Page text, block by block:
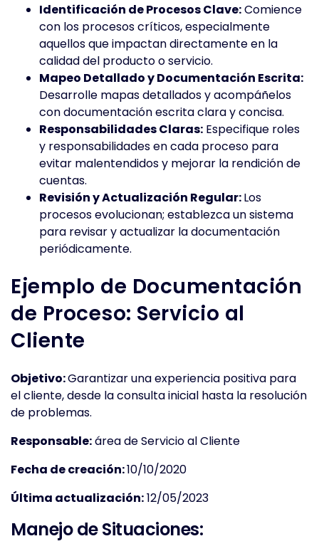
Identificación de Procesos Clave:Comience
con los procesos críticos, especialmente
aquellos que impactan directamente en la
calidad del producto o servicio.
Mapeo Detallado y Documentación Escrita:
Desarrolle mapas detallados y acompáñelos
con documentación escrita clara y concisa.
Responsabilidades Claras: Especifique roles
y responsabilidades en cada proceso para
evitar malentendidos y mejorar la rendición de
cuentas.
Revisión y Actualización Regular:Los
procesos evolucionan; establezca un sistema
para revisar y actualizar la documentación
periódicamente.
Ejemplo de Documentación
de Proceso: Servicio al
Cliente
Objetivo:Garantizar una experiencia positiva para
el cliente, desde la consulta inicial hasta la resolución
de problemas.
Responsable:área de Servicio al Cliente
Fecha de creación:10/10/2020
Última actualización:12/05/2023
Manejo de Situaciones: